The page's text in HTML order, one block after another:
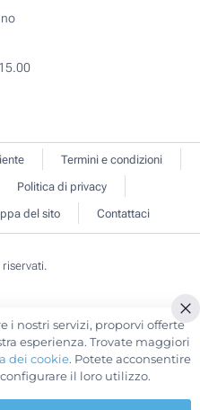
Termini e condizioni
Politica di privacy
del sito Contattaci
riservati.
i nostri servizi, proporvi offerte
esperienza. Trovate maggiori
dei cookie. Potete acconsentire
il loro utilizzo.